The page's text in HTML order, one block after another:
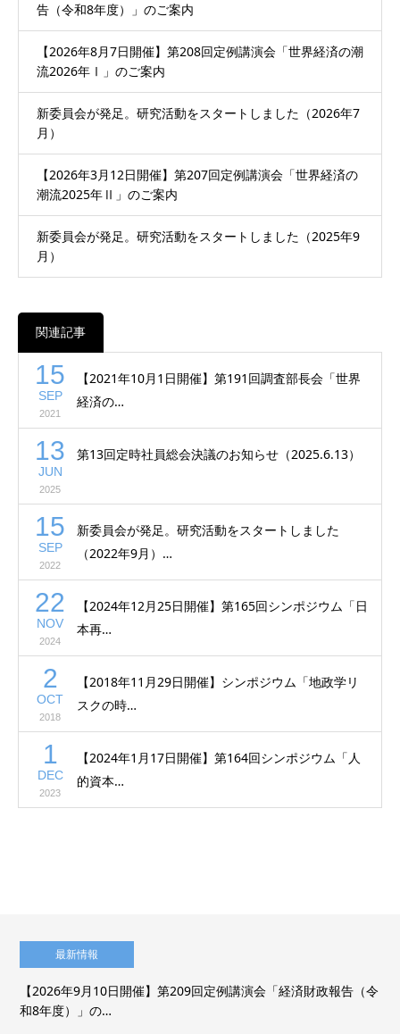
告（令和8年度）」のご案内
【2026年8月7日開催】第208回定例講演会「世界経済の潮
流2026年Ⅰ」のご案内
新委員会が発足。研究活動をスタートしました（2026年7
月）
【2026年3月12日開催】第207回定例講演会「世界経済の
潮流2025年Ⅱ」のご案内
新委員会が発足。研究活動をスタートしました（2025年9
月）
関連記事
15
SEP
2021
【2021年10月1日開催】第191回調査部長会「世界
経済の…
13
JUN
2025
第13回定時社員総会決議のお知らせ（2025.6.13）
15
SEP
2022
新委員会が発足。研究活動をスタートしました
（2022年9月）…
22
NOV
2024
【2024年12月25日開催】第165回シンポジウム「日
本再…
2
OCT
2018
【2018年11月29日開催】シンポジウム「地政学リ
スクの時…
1
DEC
2023
【2024年1月17日開催】第164回シンポジウム「人
的資本…
最新情報
【2026年9月10日開催】第209回定例講演会「経済財政報告（令
和8年度）」の…